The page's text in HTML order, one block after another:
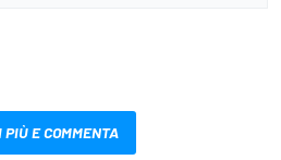
PIÙ E COMMENTA